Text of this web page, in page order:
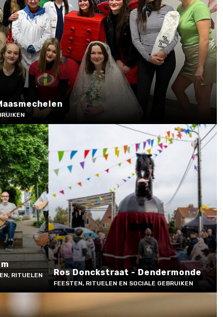
RITUELEN
Ros Donckstraat - Dendermonde
FEESTEN, RITUELEN EN SOCIALE GEBRUIKEN